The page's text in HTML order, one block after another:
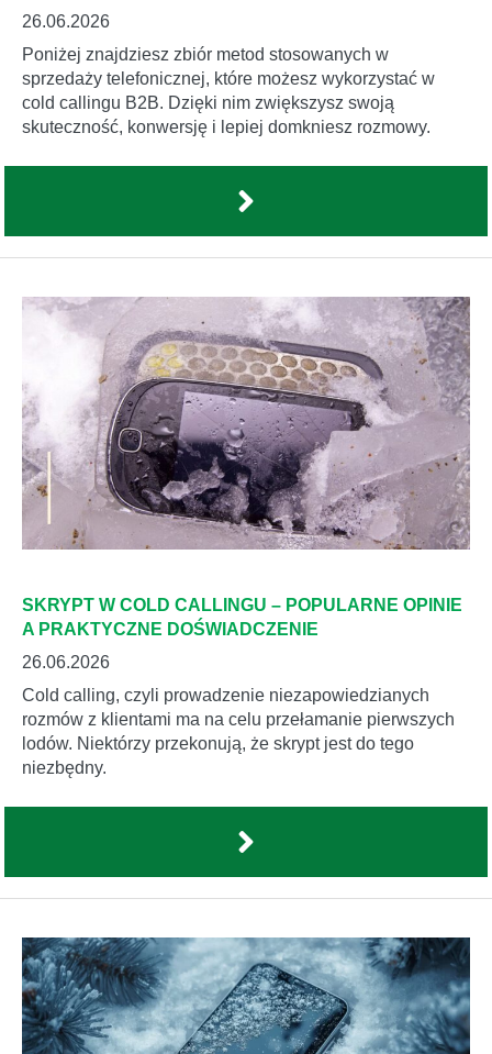
26.06.2026
Poniżej znajdziesz zbiór metod stosowanych w
sprzedaży telefonicznej, które możesz wykorzystać w
cold callingu B2B. Dzięki nim zwiększysz swoją
skuteczność, konwersję i lepiej domkniesz rozmowy.
SKRYPT W COLD CALLINGU – POPULARNE OPINIE
A PRAKTYCZNE DOŚWIADCZENIE
26.06.2026
Cold calling, czyli prowadzenie niezapowiedzianych
rozmów z klientami ma na celu przełamanie pierwszych
lodów. Niektórzy przekonują, że skrypt jest do tego
niezbędny.